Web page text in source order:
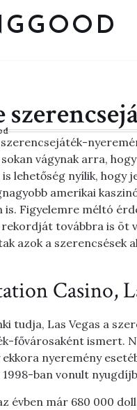
szerencsejáték-
vágynak arra,
lehetőség nyílik, hogy
amerikai
is. Figyelemre méltó
továbbra is öt
azok a
Casino,
tudja, Las Vegas a
fővárosaként ismert.
nyeremény
ban vonult
évben már 680 000